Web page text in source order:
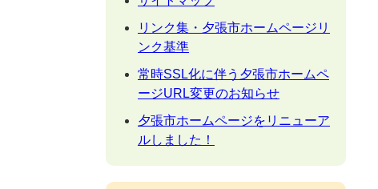
リンク集・夕張市ホームページリ
ンク基準
常時SSL化に伴う夕張市ホームペ
ージURL変更のお知らせ
夕張市ホームページをリニューア
ルしました！